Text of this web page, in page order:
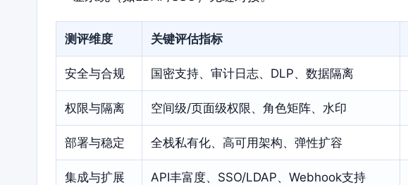
测评维度 关键评估指标
安全与合规 国密支持、审计日志、DLP、数据隔离
权限与隔离 空间级/页面级权限、角色矩阵、水印
部署与稳定 全栈私有化、高可用架构、弹性扩容
集成与扩展 API丰富度、SSO/LDAP、Webhook支持